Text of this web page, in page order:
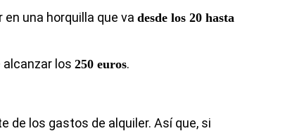
una horquilla que va desde los 20 hasta
alcanzar los 250 euros.
de los gastos de alquiler. Así que, si